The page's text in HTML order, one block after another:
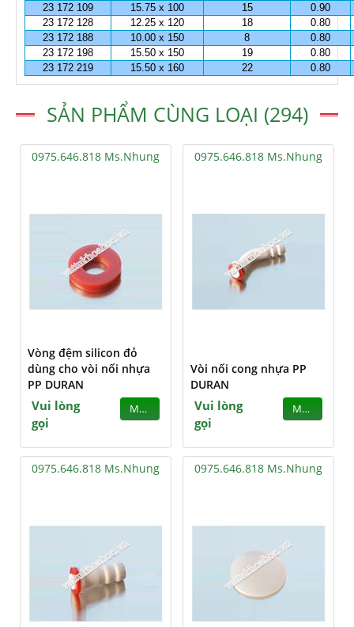
23 172 109
15.75 x 100 15
0.90
23 172 128
12.25 x 120 18
0.80
23 172 188
10.00 x 150 8
0.80
23 172 198
15.50 x 150 19
0.80
23 172 219
15.50 x 160 22 0.80
SẢN PHẨM CÙNG LOẠI (294)
0975.646.818 Ms.Nhung
Vòng đệm silicon đỏ
dùng cho vòi nối nhựa
PP DURAN
Vui lòng
gọi
MUA
0975.646.818 Ms.Nhung
Vòi nối cong nhựa PP
DURAN
Vui lòng
gọi
MUA
0975.646.818 Ms.Nhung 0975.646.818 Ms.Nhung